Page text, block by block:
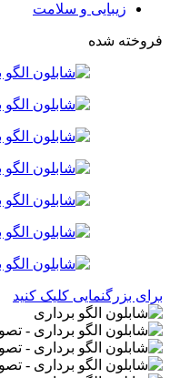
زیبایی و سلامت
فروخته شده
برای بزرگنمایی کلیک کنید